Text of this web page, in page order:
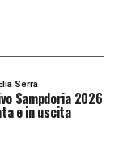
Serra
Sampdoria 2026
e in uscita